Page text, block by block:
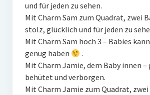
Die Designerin
Nachhaltigkeit
FAQ
und für jeden zu sehen.
Mit Charm Sam zum Quadrat, zwei
stolz, glücklich und für jeden zu
Mit Charm Sam hoch 3 – Babies
genug haben
.
Mit Charm Jamie, dem Baby innen –
behütet und verborgen.
Mit Charm Jamie zum Quadrat,